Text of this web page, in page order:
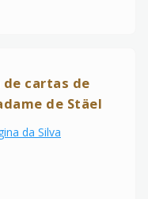
cartas de
de Stäel
da Silva